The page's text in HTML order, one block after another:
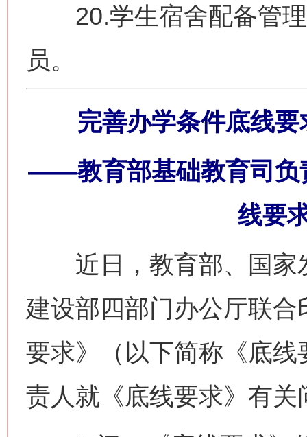
20.学生宿舍配备管理
员。
完善办学条件底线
——教育部基础教育司负
线要
近日，教育部、国家
建设部四部门办公厅联
要求》（以下简称《底
责人就《底线要求》有